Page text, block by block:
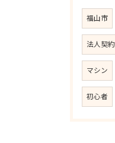
福山市
法人契約
マシン
初心者